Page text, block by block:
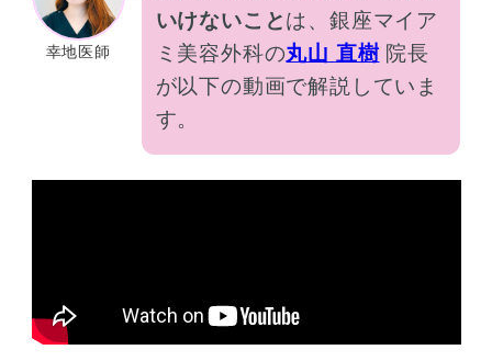
幸地医師
いけないことは、銀座マイア
ミ美容外科の丸山 直樹院長
が以下の動画で解説していま
す。